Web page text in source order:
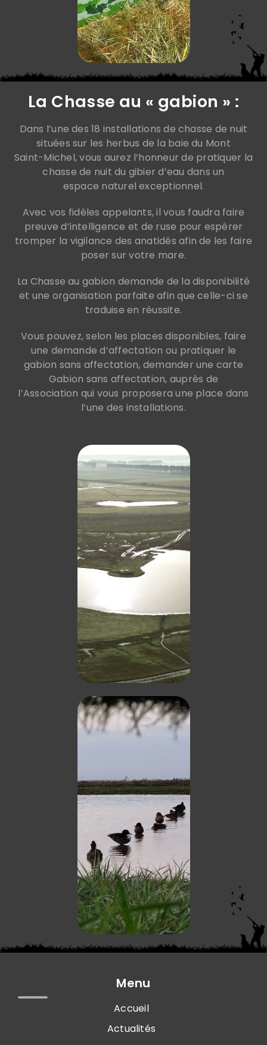
La Chasse au « gabion » :
Dans l’une des 18 installations de chasse de nuit
situées sur les herbus de la baie du Mont
Saint-Michel, vous aurez l’honneur de pratiquer la
chasse de nuit du gibier d’eau dans un
espace naturel exceptionnel.
Avec vos fidèles appelants, il vous faudra faire
preuve d’intelligence et de ruse pour espérer
tromper la vigilance des anatidés afin de les faire
poser sur votre mare.
La Chasse au gabion demande de la disponibilité
et une organisation parfaite afin que celle-ci se
traduise en réussite.
Vous pouvez, selon les places disponibles, faire
une demande d’affectation ou pratiquer le
gabion sans affectation, demander une carte
Gabion sans affectation, auprès de
l’Association qui vous proposera une place dans
l’une des installations.
Menu
Accueil
Actualités